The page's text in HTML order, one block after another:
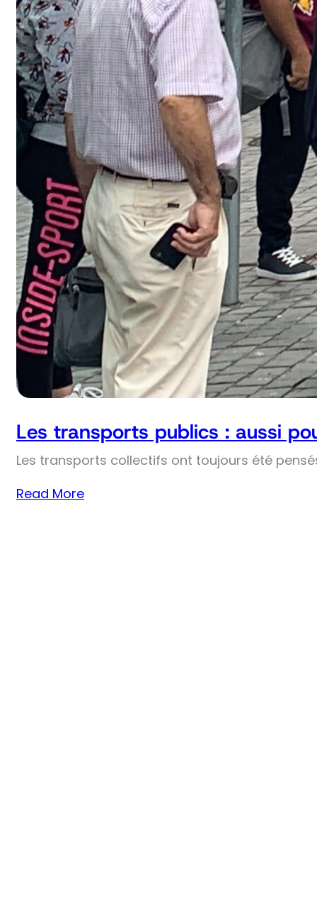
Les transports publics : aussi
Les transports collectifs ont toujours été
Read More